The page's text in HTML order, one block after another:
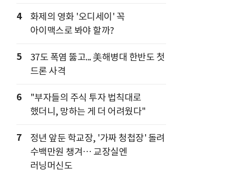
4
화제의 영화 '오디세이' 꼭
아이맥스로 봐야 할까?
5
37도 폭염 뚫고... 美해병대 한반도 첫
드론 사격
6
"부자들의 주식 투자 법칙대로
했더니, 망하는 게 더 어려웠다"
7
정년 앞둔 학교장, '가짜 청첩장' 돌려
수백만원 챙겨… 교장실엔
러닝머신도